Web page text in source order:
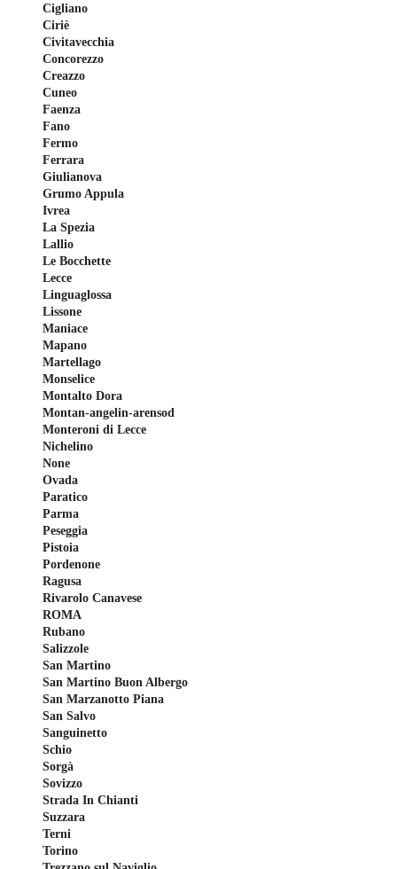
Cigliano
Ciriè
Civitavecchia
Concorezzo
Creazzo
Cuneo
Faenza
Fano
Fermo
Ferrara
Giulianova
Grumo Appula
Ivrea
La Spezia
Lallio
Le Bocchette
Lecce
Linguaglossa
Lissone
Maniace
Mapano
Martellago
Monselice
Montalto Dora
Montan-angelin-arensod
Monteroni di Lecce
Nichelino
None
Ovada
Paratico
Parma
Peseggia
Pistoia
Pordenone
Ragusa
Rivarolo Canavese
ROMA
Rubano
Salizzole
San Martino
San Martino Buon Albergo
San Marzanotto Piana
San Salvo
Sanguinetto
Schio
Sorgà
Sovizzo
Strada In Chianti
Suzzara
Terni
Torino